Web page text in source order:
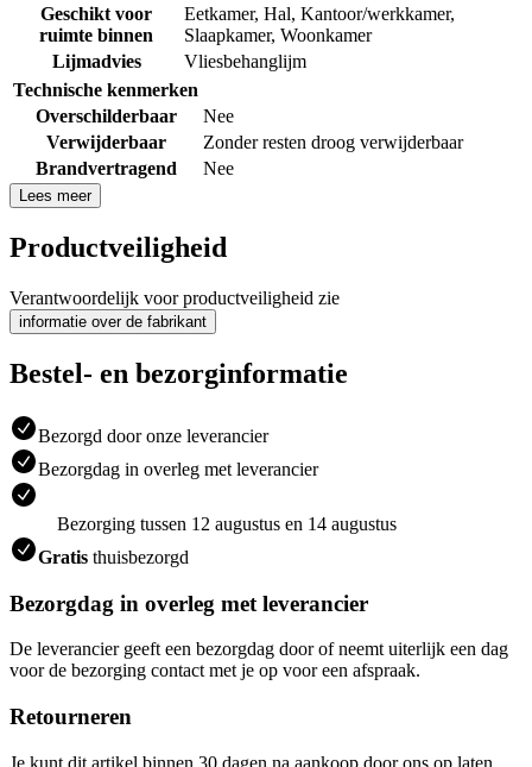
Geschikt voor
ruimte binnen
Eetkamer, Hal, Kantoor/werkkamer,
Slaapkamer, Woonkamer
Lijmadvies
Vliesbehanglijm
Technische kenmerken
Overschilderbaar
Nee
Verwijderbaar
Zonder resten droog verwijderbaar
Brandvertragend
Nee
Lees meer
Productveiligheid
Verantwoordelijk voor productveiligheid zie
informatie over de fabrikant
Bestel- en bezorginformatie
Bezorgd door onze leverancier
Bezorgdag in overleg met leverancier
Bezorging tussen 12 augustus en 14 augustus
Gratis thuisbezorgd
Bezorgdag in overleg met leverancier
De leverancier geeft een bezorgdag door of neemt uiterlijk een dag
voor de bezorging contact met je op voor een afspraak.
Retourneren
Je kunt dit artikel binnen 30 dagen na aankoop door ons op laten